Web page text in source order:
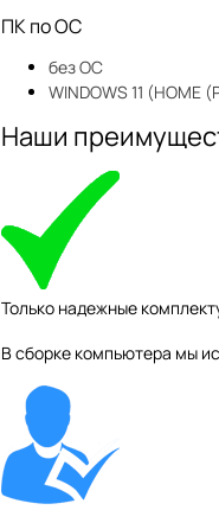
ПК по ОС
без ОС
WINDOWS 11 (HOME
Наши
Только надежные
В сборке компьютера мы